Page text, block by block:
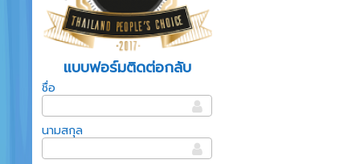
แบบฟอร์มติดต่อกลับ
ชื่อ
นามสกุล